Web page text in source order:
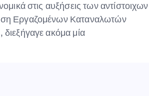
στις αυξήσεις των αντίστοιχων
Εργαζομένων Καταναλωτών
ακόμα μία